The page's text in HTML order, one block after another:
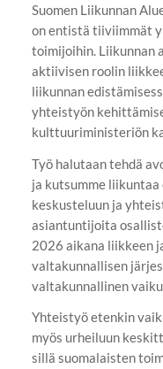
Suomen Liikunnan
on entistä tiiviimmät
toimijoihin. Liikunnan
aktiivisen roolin
liikunnan
yhteistyön
kulttuuriministeriön
Työ halutaan tehdä
ja kutsumme
keskusteluun ja
asiantuntijoita
2026 aikana liikkeen
valtakunnallisen
valtakunnallinen
Yhteistyö etenkin
myös urheiluun
sillä suomalaisten